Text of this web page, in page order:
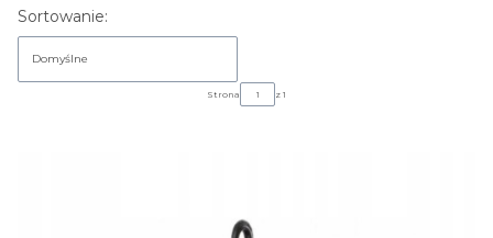
Lista produktów
Sortowanie:
Domyślne
Strona z 1